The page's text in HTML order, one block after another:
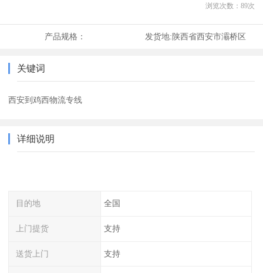
浏览次数： 89次
产品规格： 发货地:陕西省西安市灞桥区
关键词
西安到鸡西物流专线
详细说明
目的地 全国
上门提货 支持
送货上门 支持